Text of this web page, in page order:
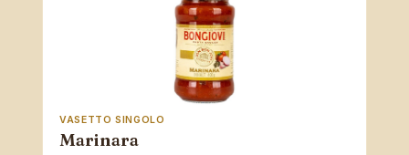
VASETTO SINGOLO
Marinara